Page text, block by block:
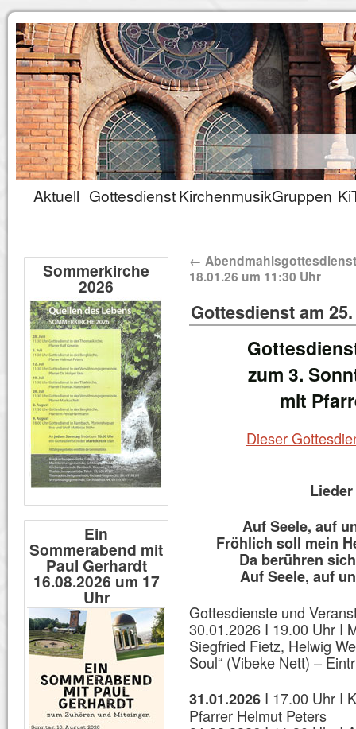
Aktuell GottesdienstKirchenmusikGruppen
←
18.01.26 um 11:30 Uhr
Gottesdienst am
zum 3.
mit
Dieser
Auf Seele, auf
Fröhlich soll mein
Da berühren
Auf Seele, auf
Gottesdienste und
30.01.2026 I 19.00 Uhr I
Siegfried Fietz, Helwig
Soul“ (Vibeke Nett) –
31.01.2026 I 17.00 Uhr I
Pfarrer Helmut Peters
Sommerkirche
2026
Ein
Sommerabend mit
Paul Gerhardt
16.08.2026 um 17
Uhr